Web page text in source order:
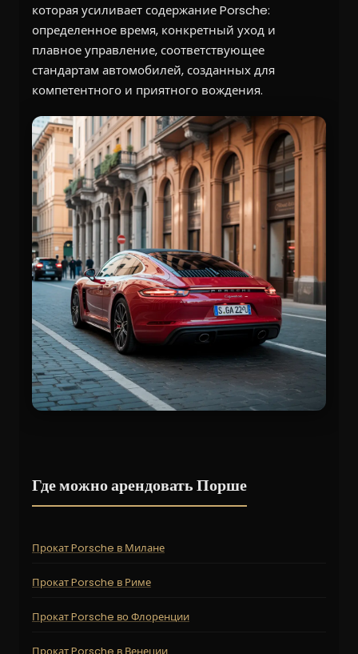
которая усиливает содержание Porsche:
определенное время, конкретный уход и
плавное управление, соответствующее
стандартам автомобилей, созданных для
компетентного и приятного вождения.
Где можно арендовать Порше
Прокат Porsche в Милане
Прокат Porsche в Риме
Прокат Porsche во Флоренции